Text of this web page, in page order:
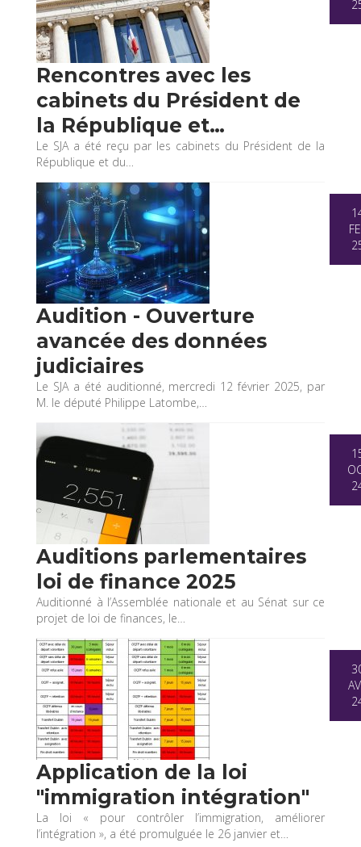
Rencontres avec les
cabinets du Président de
la République et…
Le SJA a été reçu par les cabinets du Président de la
République et du…
Audition - Ouverture
avancée des données
judiciaires
Le SJA a été auditionné, mercredi 12 février 2025, par
M. le député Philippe Latombe,…
Auditions parlementaires
loi de finance 2025
Auditionné à l’Assemblée nationale et au Sénat sur ce
projet de loi de finances, le…
Application de la loi
"immigration intégration"
La loi « pour contrôler l’immigration, améliorer
l’intégration », a été promulguée le 26 janvier et…